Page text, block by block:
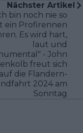
Nächster Artikel
bin noch nie so
ein Profirennen
Es wird hart,
laut und
- John
freut sich
auf die Flandern-
2024 am
Sonntag